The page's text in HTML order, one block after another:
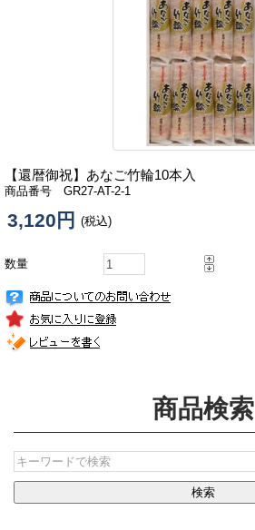
【還暦御祝】 あなご竹輪10本入
商品番号 GR27-AT-2-1
3,120円 (税込)
数量
商品検索